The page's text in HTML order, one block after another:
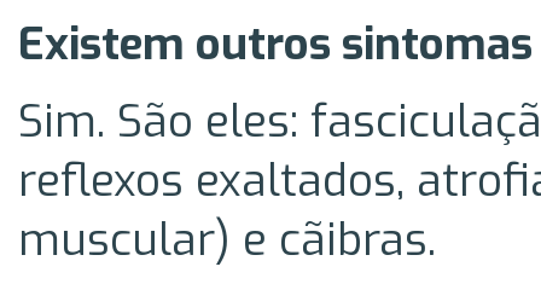
Existem outros
Sim. São eles:
reflexos exaltados,
muscular) e cãibras.